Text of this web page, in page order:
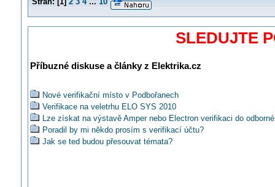
SLEDUJTE
Příbuzné diskuse a články z Elektrika.cz
Nové verifikační místo v Podbořanech
Verifikace na veletrhu ELO SYS 2010
Lze získat na výstavě Amper nebo Electron verifikaci do
Poradil by mi někdo prosím s verifikací účtu?
Jak se ted budou přesouvat témata?